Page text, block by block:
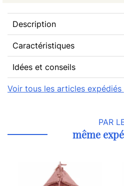
Description
Caractéristiques
Idées et conseils
Voir tous les articles expédiés
PAR
même